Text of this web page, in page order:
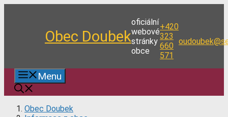
Obec Doubek
oficiální
webové
stránky
obce
+420
323
660
571
Menu
Obec Doubek